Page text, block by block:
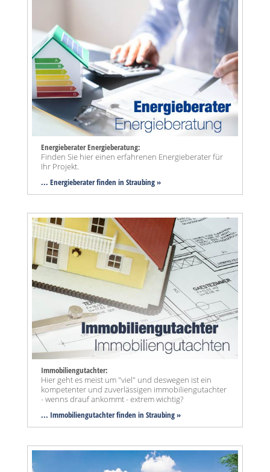
Energieberater Energieberatung:
Finden Sie hier einen erfahrenen Energieberater für
Ihr Projekt.
... Energieberater finden in Straubing »
Immobiliengutachter:
Hier geht es meist um "viel" und deswegen ist ein
kompetenter und zuverlässigen immobiliengutachter
- wenns drauf ankommt - extrem wichtig?
... Immobiliengutachter finden in Straubing »